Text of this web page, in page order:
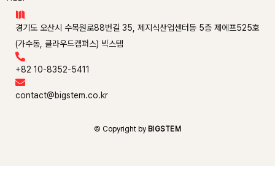

경기도 오산시 수목원로88번길 35, 제지식산업센터동 5층 제에프525호
(가수동, 클라우드캠퍼스) 빅스템

+82 10-8352-5411

contact@bigstem.co.kr
© Copyright by BIGSTEM